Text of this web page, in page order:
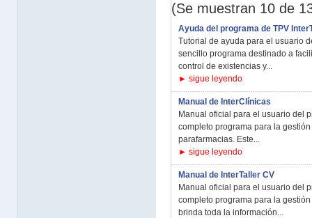
(Se muestran 10 de
Ayuda del programa de TPV
Tutorial de ayuda para el usuario
sencillo programa destinado a
control de existencias y...
► sigue leyendo
Manual de InterClínicas
Manual oficial para el usuario del
completo programa para la
parafarmacias. Este...
► sigue leyendo
Manual de InterTaller CV
Manual oficial para el usuario del
completo programa para la
brinda toda la información...